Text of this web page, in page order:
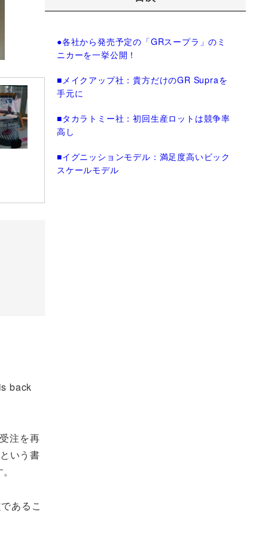
back
注を再
いう書
あるこ
●各社から発売予定の「GRスープラ」のミ
ニカーを一挙公開！
■メイクアップ社：貴方だけのGR Supraを
手元に
■タカラトミー社：初回生産ロットは競争率
高し
■イグニッションモデル：満足度高いビック
スケールモデル